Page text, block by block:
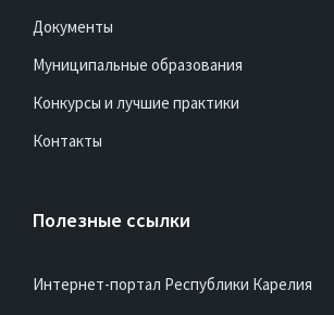
Документы
Муниципальные образования
Конкурсы и лучшие практики
Контакты
Полезные ссылки
Интернет-портал Республики Карелия